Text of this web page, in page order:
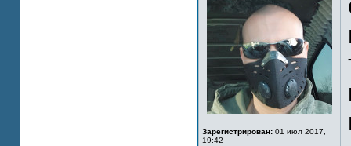
Зарегистрирован: 01 июл 2017,
19:42